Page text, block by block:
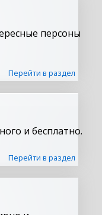
персоны
Перейти в раздел
и бесплатно.
Перейти в раздел